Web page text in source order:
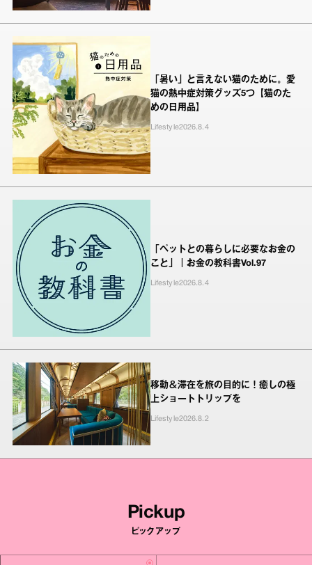
「暑い」と言えない猫のために。愛
猫の熱中症対策グッズ5つ【猫のた
めの日用品】
Lifestyle2026.8.4
「ペットとの暮らしに必要なお金の
こと」｜お金の教科書Vol.97
Lifestyle2026.8.4
移動＆滞在を旅の目的に！癒しの極
上ショートトリップを
Lifestyle2026.8.2
Pickup
ピックアップ